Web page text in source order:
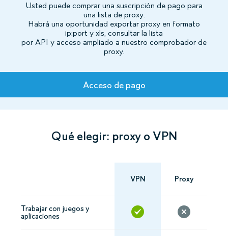
Usted puede comprar una suscripción de pago para
una lista de proxy.
Habrá una oportunidad exportar proxy en formato
ip:port y xls, consultar la lista
por API y acceso ampliado a nuestro comprobador de
proxy.
Tarifas
Qué elegir: proxy o VPN
VPN Proxy
Trabajar con juegos y
aplicaciones
Acceso de pago